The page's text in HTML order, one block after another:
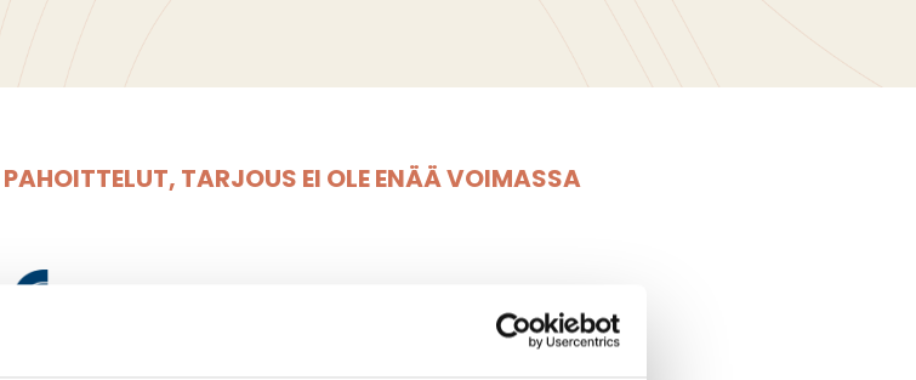
PAHOITTELUT, TARJOUS EI OLE ENÄÄ VOIMASSA